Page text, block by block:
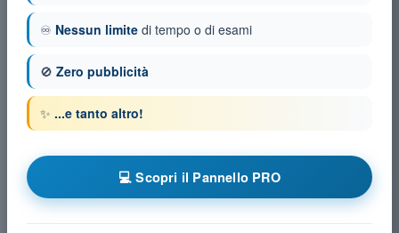
♾️ Nessun limite di tempo o di esami
🚫 Zero pubblicità
✨ ...e tanto altro!
💻 Scopri il Pannello PRO